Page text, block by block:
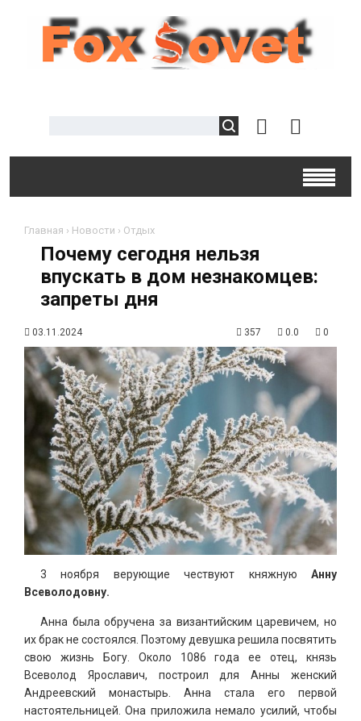
Главная › Новости › Отдых
Почему сегодня нельзя
впускать в дом незнакомцев:
запреты дня
03.11.2024 357 0.0 0
3 ноября верующие чествуют княжную Анну
Всеволодовну.
Анна была обручена за византийским царевичем, но
их брак не состоялся. Поэтому девушка решила посвятить
свою жизнь Богу. Около 1086 года ее отец, князь
Всеволод Ярославич, построил для Анны женский
Андреевский монастырь. Анна стала его первой
настоятельницей. Она приложила немало усилий, чтобы